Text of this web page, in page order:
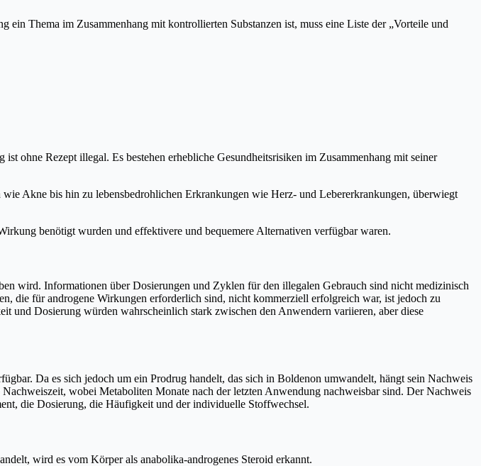
Thema im Zusammenhang mit kontrollierten Substanzen ist, muss eine Liste der „Vorteile und
ohne Rezept illegal. Es bestehen erhebliche Gesundheitsrisiken im Zusammenhang mit seiner
Akne bis hin zu lebensbedrohlichen Erkrankungen wie Herz- und Lebererkrankungen, überwiegt
benötigt wurden und effektivere und bequemere Alternativen verfügbar waren.
wird. Informationen über Dosierungen und Zyklen für den illegalen Gebrauch sind nicht medizinisch
die für androgene Wirkungen erforderlich sind, nicht kommerziell erfolgreich war, ist jedoch zu
und Dosierung würden wahrscheinlich stark zwischen den Anwendern variieren, aber diese
Da es sich jedoch um ein Prodrug handelt, das sich in Boldenon umwandelt, hängt sein Nachweis
wobei Metaboliten Monate nach der letzten Anwendung nachweisbar sind. Der Nachweis
die Dosierung, die Häufigkeit und der individuelle Stoffwechsel.
wird es vom Körper als anabolika-androgenes Steroid erkannt.